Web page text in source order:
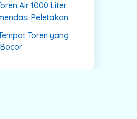
Air 1000 Liter
Peletakan
Toren yang